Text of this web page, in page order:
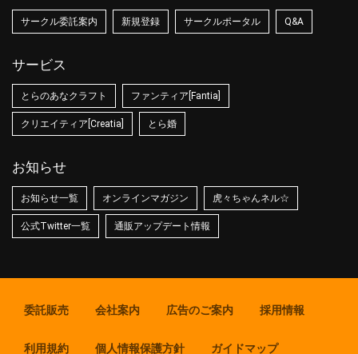
サークル委託案内 新規登録 サークルポータル Q&A
サービス
とらのあなクラフト ファンティア[Fantia]
クリエイティア[Creatia] とら婚
お知らせ
お知らせ一覧 オンラインマガジン 虎々ちゃんネル☆
公式Twitter一覧 通販アップデート情報
委託販売 会社案内 広告のご案内 採用情報
利用規約 個人情報保護方針 ガイドマップ